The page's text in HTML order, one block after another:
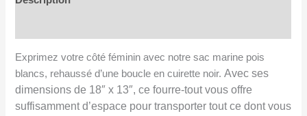
blancs
Exprimez votre côté féminin avec notre sac marine pois
blancs, rehaussé d’une boucle en cuirette noir.Avec ses
dimensions de 18″ x 13″, ce fourre-tout vous offre
suffisamment d’espace pour transporter tout ce dont vous